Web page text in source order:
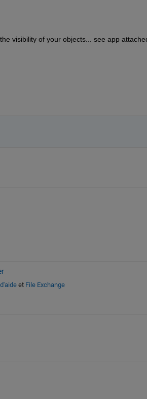
visibility of your objects... see app
et File Exchange